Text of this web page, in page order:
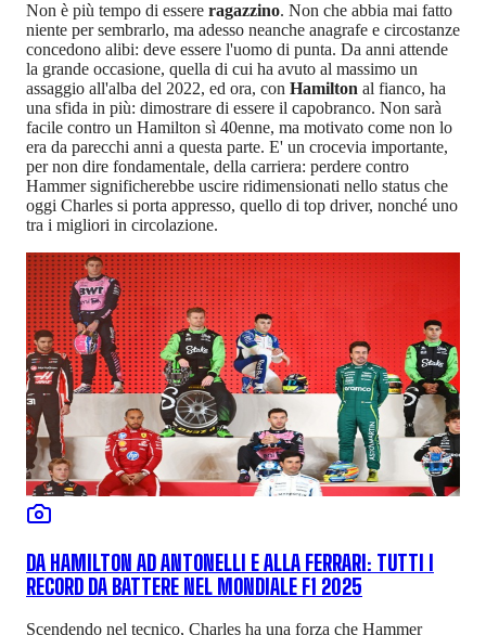
Non è più tempo di essere ragazzino. Non che abbia mai fatto
niente per sembrarlo, ma adesso neanche anagrafe e circostanze
concedono alibi: deve essere l'uomo di punta. Da anni attende
la grande occasione, quella di cui ha avuto al massimo un
assaggio all'alba del 2022, ed ora, con Hamilton al fianco, ha
una sfida in più: dimostrare di essere il capobranco. Non sarà
facile contro un Hamilton sì 40enne, ma motivato come non lo
era da parecchi anni a questa parte. E' un crocevia importante,
per non dire fondamentale, della carriera: perdere contro
Hammer significherebbe uscire ridimensionati nello status che
oggi Charles si porta appresso, quello di top driver, nonché uno
tra i migliori in circolazione.
DA HAMILTON AD ANTONELLI E ALLA FERRARI: TUTTI I
RECORD DA BATTERE NEL MONDIALE F1 2025
Scendendo nel tecnico, Charles ha una forza che Hammer